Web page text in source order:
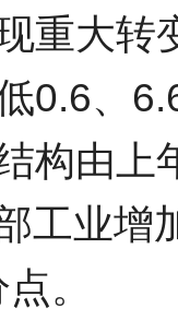
重大转
0.6、
构由上
工业增
。